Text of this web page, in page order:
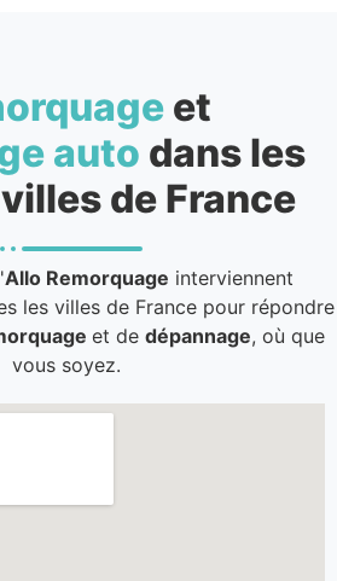
et
auto dans les
de France
Allo Remorquage interviennent
les villes de France pour répondre
et de dépannage, où que
vous soyez.